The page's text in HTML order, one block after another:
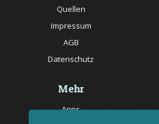
Quellen
Impressum
AGB
Datenschutz
Mehr
Apps